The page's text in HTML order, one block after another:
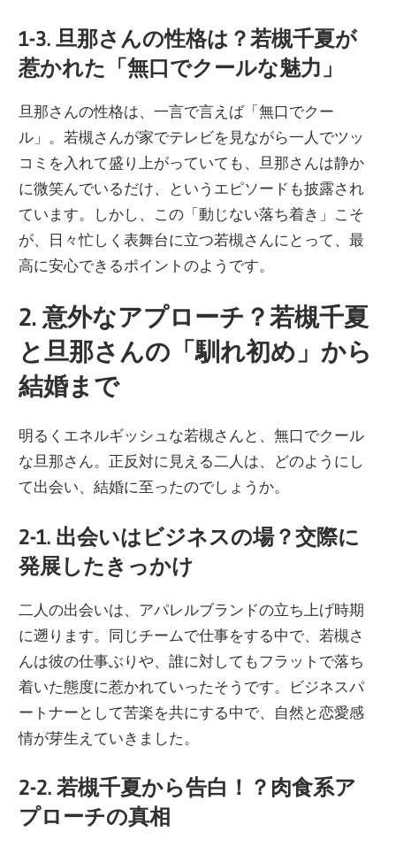
1-3. 旦那さんの性格は？若槻千夏が
惹かれた「無口でクールな魅力」
旦那さんの性格は、一言で言えば「無口でクー
ル」。若槻さんが家でテレビを見ながら一人でツッ
コミを入れて盛り上がっていても、旦那さんは静か
に微笑んでいるだけ、というエピソードも披露され
ています。しかし、この「動じない落ち着き」こそ
が、日々忙しく表舞台に立つ若槻さんにとって、最
高に安心できるポイントのようです。
2. 意外なアプローチ？若槻千夏
と旦那さんの「馴れ初め」から
結婚まで
明るくエネルギッシュな若槻さんと、無口でクール
な旦那さん。正反対に見える二人は、どのようにし
て出会い、結婚に至ったのでしょうか。
2-1. 出会いはビジネスの場？交際に
発展したきっかけ
二人の出会いは、アパレルブランドの立ち上げ時期
に遡ります。同じチームで仕事をする中で、若槻さ
んは彼の仕事ぶりや、誰に対してもフラットで落ち
着いた態度に惹かれていったそうです。ビジネスパ
ートナーとして苦楽を共にする中で、自然と恋愛感
情が芽生えていきました。
2-2. 若槻千夏から告白！？肉食系ア
プローチの真相